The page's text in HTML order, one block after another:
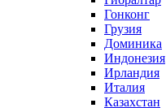
Гонконг
Грузия
Доминика
Индонезия
Ирландия
Италия
Казахстан